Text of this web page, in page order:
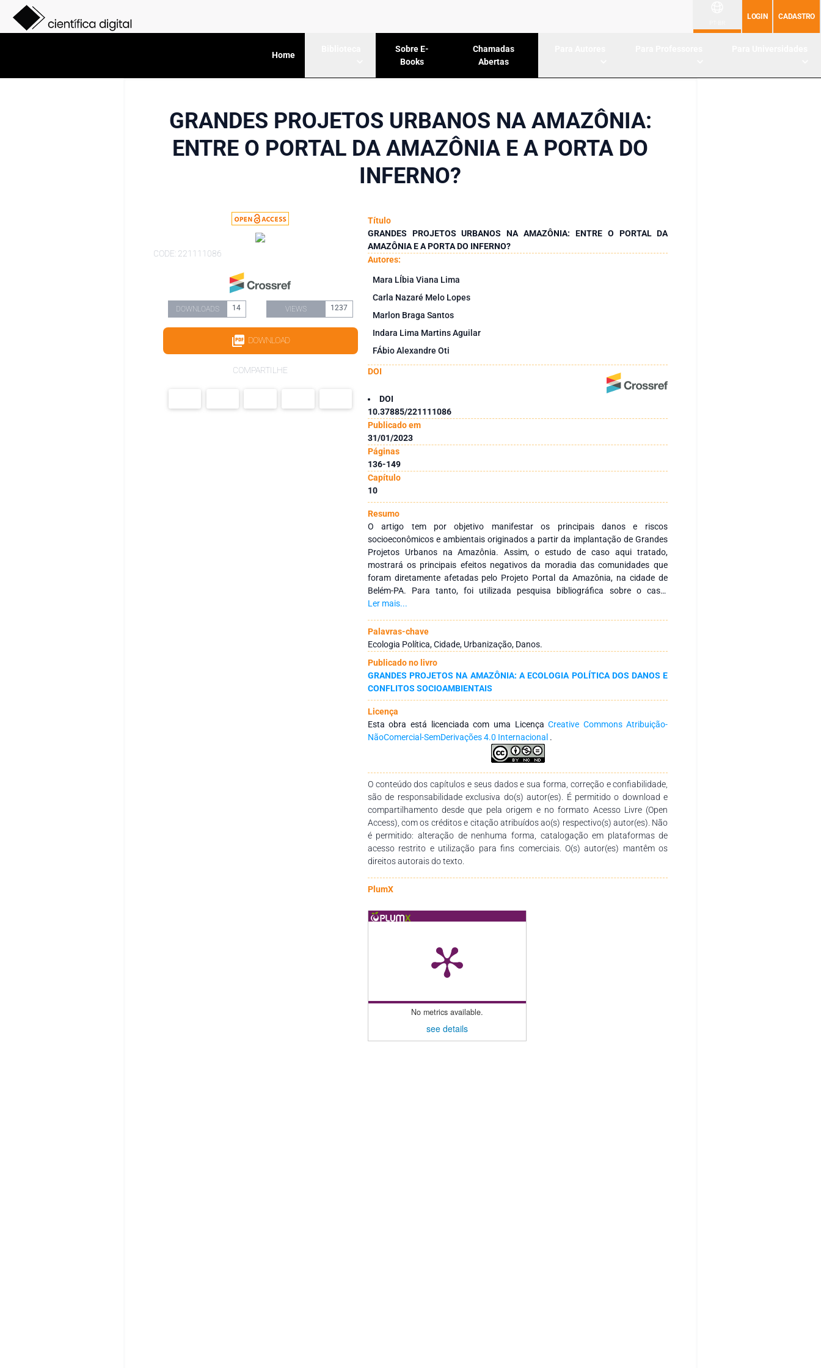
LOGIN CADASTRO
Home
Sobre E-
Books
Chamadas
Abertas
GRANDES PROJETOS URBANOS NA AMAZÔNIA:
ENTRE O PORTAL DA AMAZÔNIA E A PORTA DO
INFERNO?
CODE: 221111086
DOWNLOADS 14 VIEWS 1237
DOWNLOAD
COMPARTILHE
Título
GRANDES PROJETOS URBANOS NA AMAZÔNIA: ENTRE O PORTAL DA
AMAZÔNIA E A PORTA DO INFERNO?
Autores:
Mara LÍbia Viana Lima
Carla Nazaré Melo Lopes
Marlon Braga Santos
Indara Lima Martins Aguilar
FÁbio Alexandre Oti
DOI
DOI
10.37885/221111086
Publicado em
31/01/2023
Páginas
136-149
Capítulo
10
Resumo
O artigo tem por objetivo manifestar os principais danos e riscos
socioeconômicos e ambientais originados a partir da implantação de Grandes
Projetos Urbanos na Amazônia. Assim, o estudo de caso aqui tratado,
mostrará os principais efeitos negativos da moradia das comunidades que
foram diretamente afetadas pelo Projeto Portal da Amazônia, na cidade de
Belém-PA. Para tanto, foi utilizada pesquisa bibliográfica sobre o caso.
Informa-se, ainda, que o trabalho se pautou nas discussões resultantes dos
Ecologia Política Urbana. Os principais resultados apontam para um modelo de
implementação de grandes projetos urbanos, os quais se enquadrem à
Amazônia e aos amazônidas, em consonância com a sua realidade e não mais
imposta e desarticulada às demandas locais, regionais e nacionais, ou seja,
puramente, capitalistas, uma vez que a Amazônia possui peculiaridades que se
distinguem das demais regiões do país e do mundo, e devem ser
compreendidas e respeitadas.
Ler mais...
Palavras-chave
Ecologia Política, Cidade, Urbanização, Danos.
Publicado no livro
GRANDES PROJETOS NA AMAZÔNIA: A ECOLOGIA POLÍTICA DOS DANOS E
CONFLITOS SOCIOAMBIENTAIS
Licença
Esta obra está licenciada com uma LicençaCreative Commons Atribuição-
NãoComercial-SemDerivações 4.0 Internacional .
O conteúdo dos capítulos e seus dados e sua forma, correção e confiabilidade,
são de responsabilidade exclusiva do(s) autor(es). É permitido o download e
compartilhamento desde que pela origem e no formato Acesso Livre (Open
Access), com os créditos e citação atribuídos ao(s) respectivo(s) autor(es). Não
é permitido: alteração de nenhuma forma, catalogação em plataformas de
acesso restrito e utilização para fins comerciais. O(s) autor(es) mantêm os
direitos autorais do texto.
PlumX
No metrics available.
see details